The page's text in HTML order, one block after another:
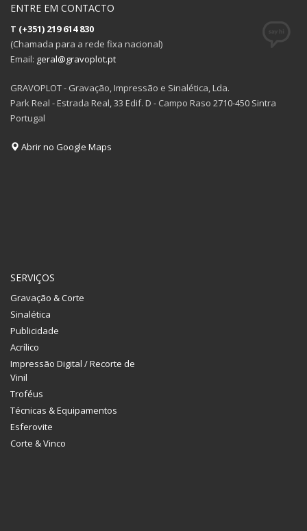
ENTRE EM CONTACTO
T (+351) 219 614 830
(Chamada para a rede fixa nacional)
Email: geral@gravoplot.pt
GRAVOPLOT - Gravação, Impressão e Sinalética, Lda.
Park Real - Estrada Real, 33 Edif. D - Campo Raso 2710-450 Sintra
Portugal
Abrir no Google Maps
SERVIÇOS
Gravação & Corte
Sinalética
Publicidade
Acrílico
Impressão Digital / Recorte de
Vinil
Troféus
Técnicas & Equipamentos
Esferovite
Corte & Vinco